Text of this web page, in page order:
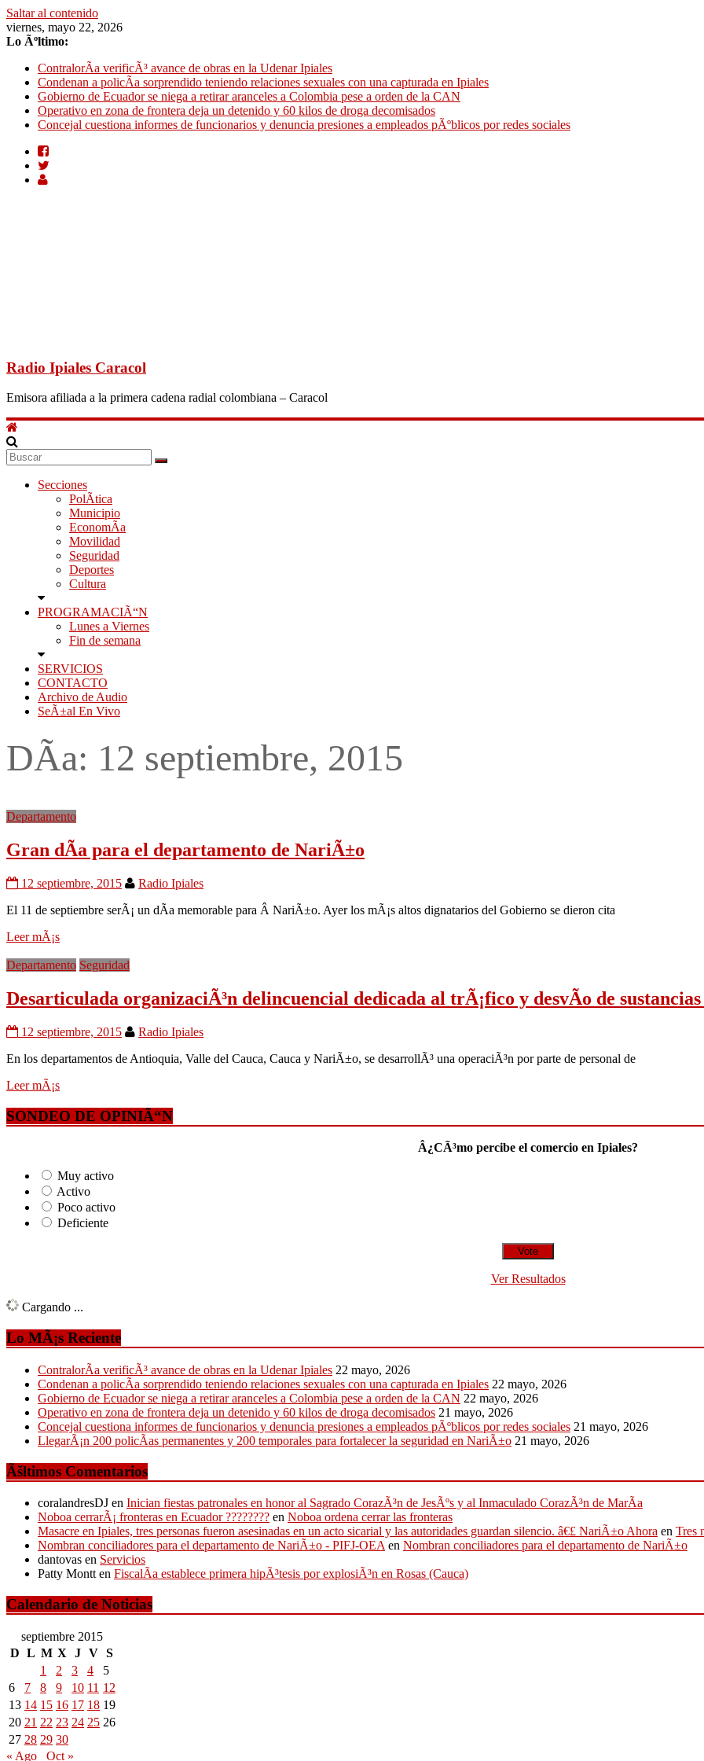
Saltar al contenido
viernes, mayo 22, 2026
Lo Ãºltimo:
ContralorÃ­a verificÃ³ avance de obras en la Udenar Ipiales
Condenan a policÃ­a sorprendido teniendo relaciones sexuales con una capturada en Ipiales
Gobierno de Ecuador se niega a retirar aranceles a Colombia pese a orden de la CAN
Operativo en zona de frontera deja un detenido y 60 kilos de droga decomisados
Concejal cuestiona informes de funcionarios y denuncia presiones a empleados pÃºblicos por redes sociales
Radio Ipiales Caracol
Emisora afiliada a la primera cadena radial colombiana – Caracol
Secciones
PolÃ­tica
Municipio
EconomÃ­a
Movilidad
Seguridad
Deportes
Cultura
PROGRAMACIÃ“N
Lunes a Viernes
Fin de semana
SERVICIOS
CONTACTO
Archivo de Audio
SeÃ±al En Vivo
DÃ­a: 12 septiembre, 2015
Departamento
Gran dÃ­a para el departamento de NariÃ±o
12 septiembre, 2015
Radio Ipiales
El 11 de septiembre serÃ¡ un dÃ­a memorable para Â NariÃ±o. Ayer los mÃ¡s altos dignatarios del Gobierno se dieron cita
Leer mÃ¡s
Departamento Seguridad
Desarticulada organizaciÃ³n delincuencial dedicada al trÃ¡fico y desvÃ­o de
12 septiembre, 2015
Radio Ipiales
En los departamentos de Antioquia, Valle del Cauca, Cauca y NariÃ±o, se desarrollÃ³ una operaciÃ³n por parte de personal de
Leer mÃ¡s
SONDEO DE OPINIÃ“N
Â¿CÃ³mo percibe el comercio en Ipiales?
Muy activo
Activo
Poco activo
Deficiente
Ver Resultados
Cargando ...
Lo MÃ¡s Reciente
ContralorÃ­a verificÃ³ avance de obras en la Udenar Ipiales 22 mayo, 2026
Condenan a policÃ­a sorprendido teniendo relaciones sexuales con una capturada en Ipiales 22 mayo, 2026
Gobierno de Ecuador se niega a retirar aranceles a Colombia pese a orden de la CAN 22 mayo, 2026
Operativo en zona de frontera deja un detenido y 60 kilos de droga decomisados 21 mayo, 2026
Concejal cuestiona informes de funcionarios y denuncia presiones a empleados pÃºblicos por redes sociales 21 mayo, 2026
LlegarÃ¡n 200 policÃ­as permanentes y 200 temporales para fortalecer la seguridad en NariÃ±o 21 mayo, 2026
Ãšltimos Comentarios
coralandresDJ en Inician fiestas patronales en honor al Sagrado CorazÃ³n de JesÃºs y al Inmaculado CorazÃ³n de MarÃ­a
Noboa cerrarÃ¡ fronteras en Ecuador ???????? en Noboa ordena cerrar las fronteras
Masacre en Ipiales, tres personas fueron asesinadas en un acto sicarial y las autoridades guardan silencio. â€£ NariÃ±o Ahora en Tres
Nombran conciliadores para el departamento de NariÃ±o - PIFJ-OEA en Nombran conciliadores para el departamento de NariÃ±o
dantovas en Servicios
Patty Montt en FiscalÃ­a establece primera hipÃ³tesis por explosiÃ³n en Rosas (Cauca)
Calendario de Noticias
septiembre 2015
D L M X J V S
1
2 3 4
5
6
7 8 9 10 11 12
13 14 15 16 17 18 19
20 21 22 23 24 25 26
27 28 29 30
« Ago
Oct »